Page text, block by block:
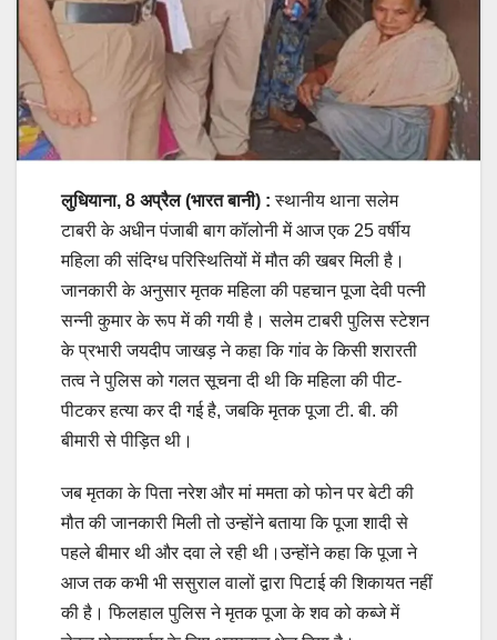
लुधियाना, 8 अप्रैल (भारत बानी) : स्थानीय थाना सलेम
टाबरी के अधीन पंजाबी बाग कॉलोनी में आज एक 25 वर्षीय
महिला की संदिग्ध परिस्थितियों में मौत की खबर मिली है।
जानकारी के अनुसार मृतक महिला की पहचान पूजा देवी पत्नी
सन्नी कुमार के रूप में की गयी है। सलेम टाबरी पुलिस स्टेशन
के प्रभारी जयदीप जाखड़ ने कहा कि गांव के किसी शरारती
तत्व ने पुलिस को गलत सूचना दी थी कि महिला की पीट-
पीटकर हत्या कर दी गई है, जबकि मृतक पूजा टी. बी. की
बीमारी से पीड़ित थी।
जब मृतका के पिता नरेश और मां ममता को फोन पर बेटी की
मौत की जानकारी मिली तो उन्होंने बताया कि पूजा शादी से
पहले बीमार थी और दवा ले रही थी।उन्होंने कहा कि पूजा ने
आज तक कभी भी ससुराल वालों द्वारा पिटाई की शिकायत नहीं
की है। फिलहाल पुलिस ने मृतक पूजा के शव को कब्जे में